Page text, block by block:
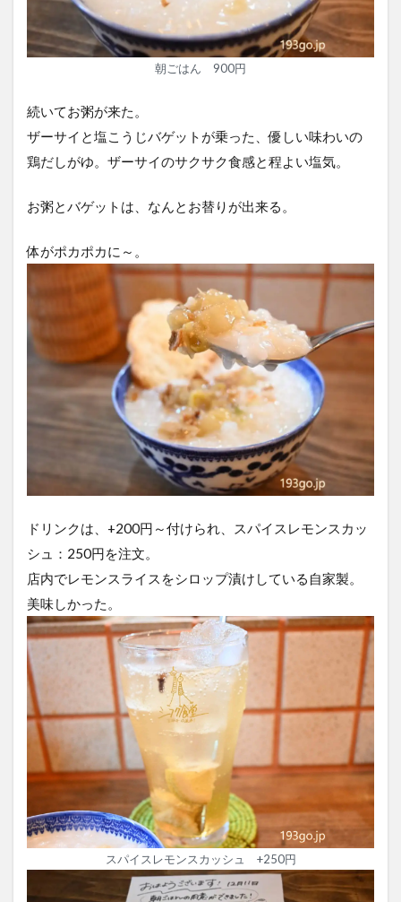
朝ごはん 900円
続いてお粥が来た。
ザーサイと塩こうじバゲットが乗った、優しい味わいの
鶏だしがゆ。ザーサイのサクサク食感と程よい塩気。
お粥とバゲットは、なんとお替りが出来る。
体がポカポカに～。
ドリンクは、+200円～付けられ、スパイスレモンスカッ
シュ：250円を注文。
店内でレモンスライスをシロップ漬けしている自家製。
美味しかった。
スパイスレモンスカッシュ +250円